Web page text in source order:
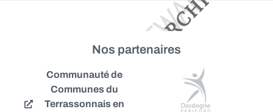
Nos partenaires
Communauté de
Communes du
Terrassonnais en